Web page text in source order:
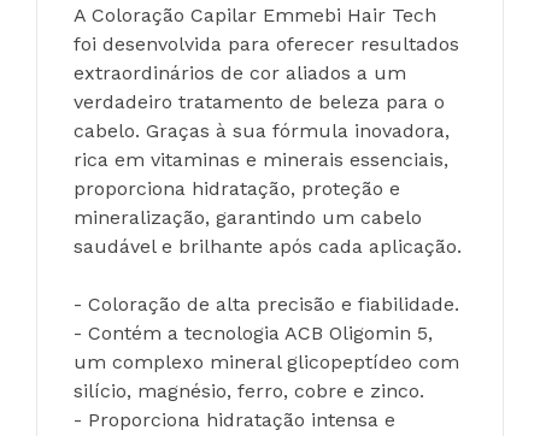
A Coloração Capilar Emmebi Hair Tech
foi desenvolvida para oferecer resultados
extraordinários de cor aliados a um
verdadeiro tratamento de beleza para o
cabelo. Graças à sua fórmula inovadora,
rica em vitaminas e minerais essenciais,
proporciona hidratação, proteção e
mineralização, garantindo um cabelo
saudável e brilhante após cada aplicação.
- Coloração de alta precisão e fiabilidade.
- Contém a tecnologia ACB Oligomin 5,
um complexo mineral glicopeptídeo com
silício, magnésio, ferro, cobre e zinco.
- Proporciona hidratação intensa e